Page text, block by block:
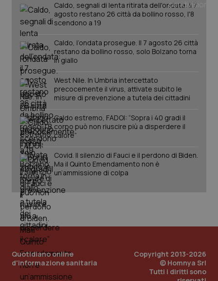
Caldo, segnali di lenta ritirata dell'ondata: il 7
agosto restano 26 città da bollino rosso, l'8
scendono a 19
Caldo, l’ondata prosegue. Il 7 agosto 26 città
restano da bollino rosso, solo Bolzano torna
in giallo
West Nile. In Umbria intercettato
precocemente il virus, attivate subito le
misure di prevenzione a tutela dei cittadini
Caldo estremo, FADOI: “Sopra i 40 gradi il
corpo può non riuscire più a disperdere il
calore”
Covid. Il silenzio di Fauci e il perdono di Biden.
Ma il Quinto Emendamento non è
un’ammissione di colpa
Quotidiano online
d'informazione sanitaria
Copyright 2013-2026
© Homnya Srl
Tutti i diritti sono
PHPSESSID